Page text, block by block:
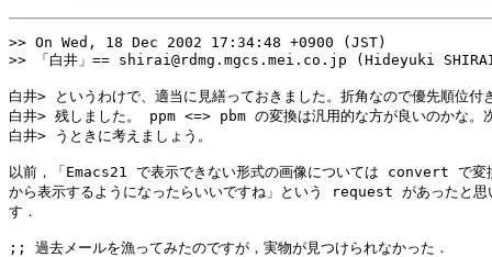
>> On Wed, 18 Dec 2002 17:34:48 +0900 (JST)
>> 「白井」== shirai@rdmg.mgcs.mei.co.jp (Hideyuki
白井> というわけで、適当に見繕っておきました。折角なので優先順位付
白井> 残しました。 ppm <=> pbm の変換は汎用的な方が良いのかな。
白井> うときに考えましょう。
以前，「Emacs21 で表示できない形式の画像については convert で変
から表示するようになったらいいですね」という request があったと思
す．
;; 過去メールを漁ってみたのですが，実物が見つけられなかった．